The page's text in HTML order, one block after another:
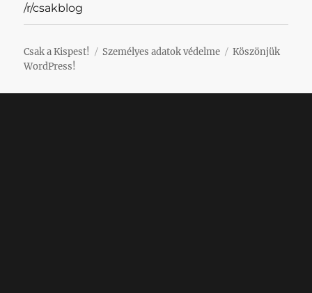
/r/csakblog
Csak a Kispest! Személyes adatok védelme
Köszönjük
WordPress!